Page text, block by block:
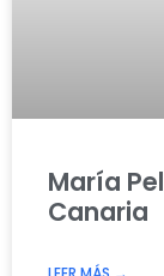
María
Canaria